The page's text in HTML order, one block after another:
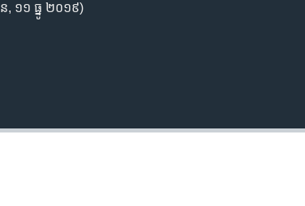
, ១១ ធ្នូ ២០១៩)